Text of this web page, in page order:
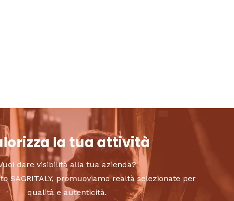
la tua attività
dare visibilità alla tua azienda?
SAGRITALY, promuoviamo realtà selezionate per
qualità e autenticità.